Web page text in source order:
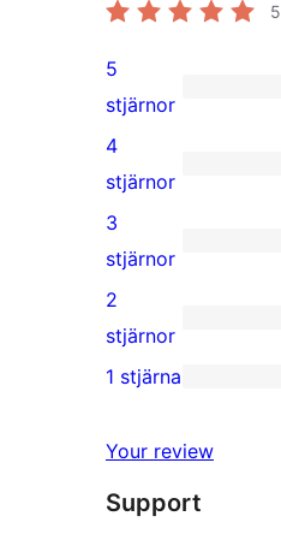
5
3
5-
stjärniga
recensioner
5
stjärnor
0
4-
stjärniga
recensioner
4
stjärnor
0
3-
stjärniga
recensioner
3
stjärnor
0
2-
recensioner
2
stjärnor
stjärniga
recensioner
1 stjärna
Your review
Support